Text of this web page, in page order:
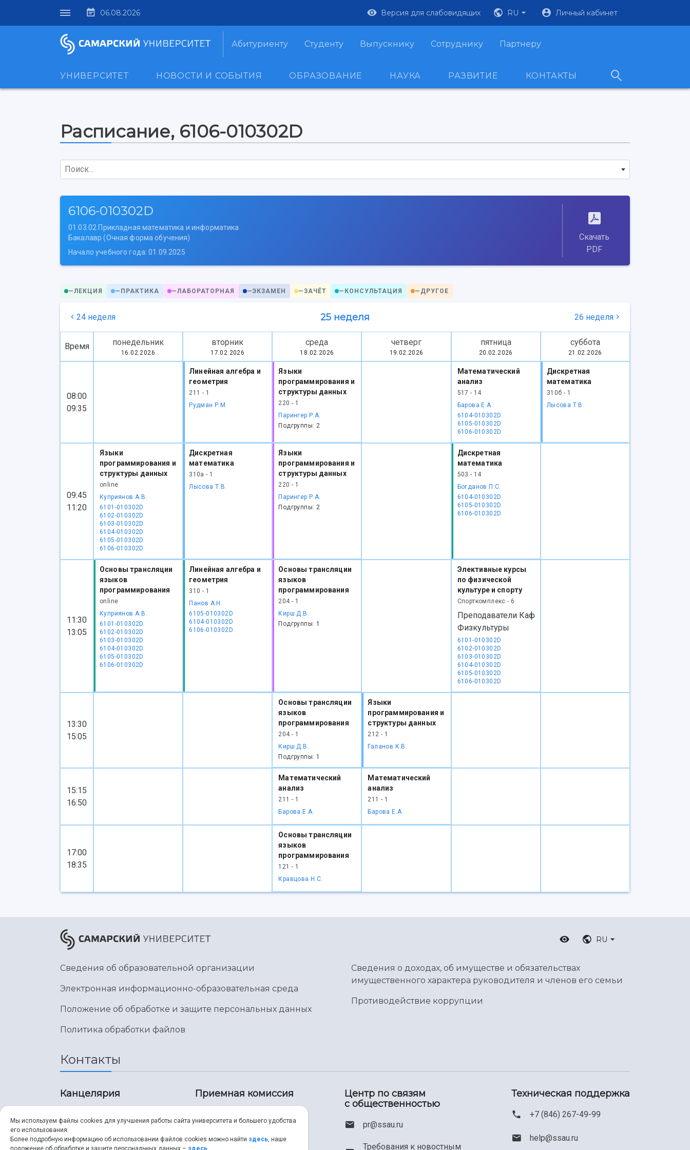
06.08.2026 Версия для слабовидящих RU Личный кабинет
Абитуриенту Студенту Выпускнику Сотруднику Партнеру
УНИВЕРСИТЕТ НОВОСТИ И СОБЫТИЯ ОБРАЗОВАНИЕ НАУКА РАЗВИТИЕ КОНТАКТЫ
Расписание, 6106-010302D
Поиск...
6106-010302D
01.03.02 Прикладная математика и информатика
Бакалавр (Очная форма обучения)
Начало учебного года: 01.09.2025
Скачать
PDF
—ЛЕКЦИЯ — ПРАКТИКА —ЛАБОРАТОРНАЯ —ЭКЗАМЕН —ЗАЧЁТ — КОНСУЛЬТАЦИЯ — ДРУГОЕ
24 неделя 25 неделя 26 неделя
Время понедельник
16.02.2026
вторник
17.02.2026
среда
18.02.2026
четверг
19.02.2026
пятница
20.02.2026
суббота
21.02.2026
08:00
09:35
Линейная алгебра и
геометрия
211 - 1
Рудман Р.М.
Языки
программирования и
структуры данных
220 - 1
Парингер Р.А.
Подгруппы: 2
Математический
анализ
517 - 14
Барова Е.А.
6104-010302D
6105-010302D
6106-010302D
Дискретная
математика
310б - 1
Лысова Т.В.
09:45
11:20
Языки
программирования и
структуры данных
online
Куприянов А.В.
6101-010302D
6102-010302D
6103-010302D
6104-010302D
6105-010302D
6106-010302D
Дискретная
математика
310а - 1
Лысова Т.В.
Языки
программирования и
структуры данных
220 - 1
Парингер Р.А.
Подгруппы: 2
Дискретная
математика
503 - 14
Богданов П.С.
6104-010302D
6105-010302D
6106-010302D
11:30
13:05
Основы трансляции
языков
программирования
online
Куприянов А.В.
6101-010302D
6102-010302D
6103-010302D
6104-010302D
6105-010302D
6106-010302D
Линейная алгебра и
геометрия
310 - 1
Панов А.Н.
6105-010302D
6104-010302D
6106-010302D
Основы трансляции
языков
программирования
204 - 1
Кирш Д.В.
Подгруппы: 1
Элективные курсы
по физической
культуре и спорту
Спорткомплекс - 6
Преподаватели Каф
Физкультуры
6101-010302D
6102-010302D
6103-010302D
6104-010302D
6105-010302D
6106-010302D
13:30
15:05
Основы трансляции
языков
программирования
204 - 1
Кирш Д.В.
Подгруппы: 1
Языки
программирования и
структуры данных
212 - 1
Галанов К.В.
15:15
16:50
Математический
анализ
211 - 1
Барова Е.А.
Математический
анализ
211 - 1
Барова Е.А.
17:00
18:35
Основы трансляции
языков
программирования
121 - 1
Кравцова Н.С.
RU
Сведения об образовательной организации
Электронная информационно-образовательная среда
Положение об обработке и защите персональных данных
Политика обработки файлов
Сведения о доходах, об имуществе и обязательствах
имущественного характера руководителя и членов его семьи
Противодействие коррупции
Контакты
Канцелярия
8 (846) 267-43-70
Приемная комиссия
8 (846) 267-48-67
Центр по связям
с общественностью
pr@ssau.ru
Требования к новостным
Техническая поддержка
+7 (846) 267-49-99
help@ssau.ru
Мы используем файлы cookies для улучшения работы сайта университета и большего удобства
его использования.
Более подробную информацию об использовании файлов cookies можно найти здесь, наше
положение об обработке и защите персональных данных – здесь